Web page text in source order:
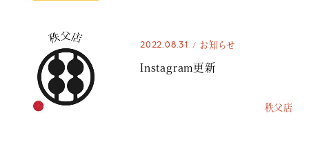
2022.08.31 お知らせ
Instagram更新
秩父店